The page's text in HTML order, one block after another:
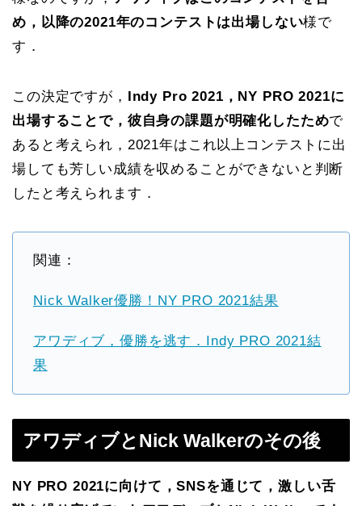
め，以降の2021年のコンテストは出場しない様で
す．
この決定ですが，
Indy Pro 2021，NY PRO 2021に
出場することで，彼自身の課題が明確化したためで
あると考えられ，2021年はこれ以上コンテストに出
場しても芳しい成績を収めることができないと判断
したと考えられます．
関連：
Nick Walker優勝！NY PRO 2021結果
アワディブ，優勝を逃す．Indy PRO 2021結
果
アワディブとNick Walkerのその後
NY PRO 2021に向けて，SNSを通じて，激しい舌